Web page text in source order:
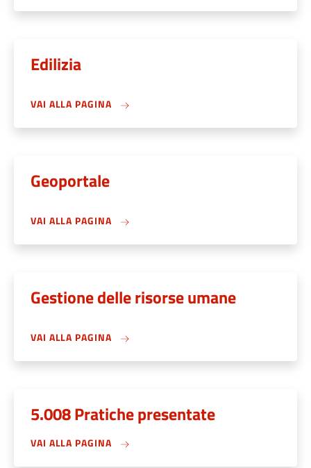
Edilizia
VAI ALLA PAGINA
Geoportale
VAI ALLA PAGINA
Gestione delle risorse umane
VAI ALLA PAGINA
5.008 Pratiche presentate
VAI ALLA PAGINA